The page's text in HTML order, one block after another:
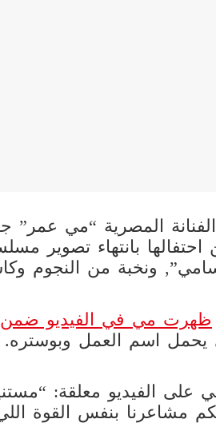
المصرية “مي عمر”
احتفالها بانتهاء تصوير
ونخبة من النجوم
ظهرت مي في الفيديو ضمن
يحمل اسم العمل وبوستره.
على الفيديو معلقة:
مشاعرنا بنفس القوة